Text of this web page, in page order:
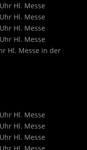
Hl. Messe
Hl. Messe
Hl. Messe
Hl. Messe
Hl. Messe in der
Hl. Messe
Hl. Messe
Hl. Messe